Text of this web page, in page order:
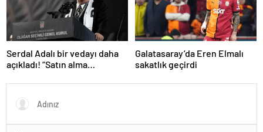
Serdal Adalı bir vedayı daha
açıkladı! “Satın alma
Galatasaray’da Eren Elmalı
sakatlık geçirdi